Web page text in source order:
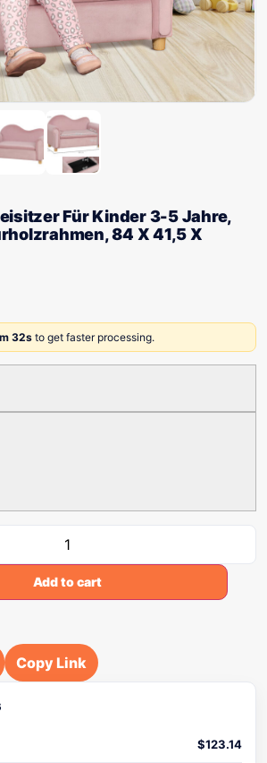
Für Kinder 3-5 Jahre,
84 X 41,5 X
32s to get faster processing.
Add to cart
Copy Link
$123.14